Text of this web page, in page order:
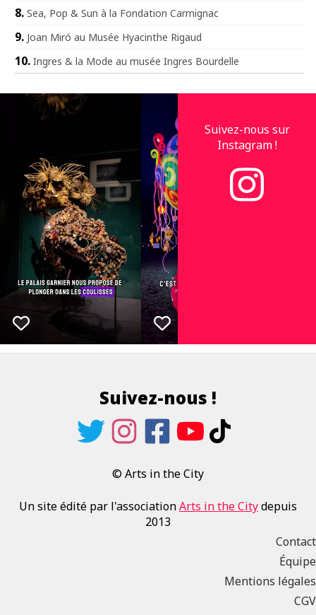
Sea, Pop & Sun à la Fondation Carmignac
Joan Miró au Musée Hyacinthe Rigaud
Ingres & la Mode au musée Ingres Bourdelle
Suivez-nous sur
Instagram !
Suivez-nous !
© Arts in the City
Un site édité par l'associationArts in the Citydepuis
2013
Contact
Équipe
Mentions légales
CGV